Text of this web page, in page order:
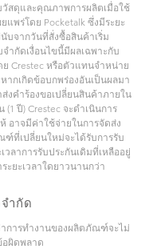
วัสดุและคุณภาพการผลิตเมื่อใช้
แพร่โดย Pocketalk ซึ่งมีระยะ
นับจากวันที่สั่งซื้อสินค้าเริ่ม
ำกัดเงื่อนไขนี้มีผลเฉพาะกับ
Crestec หรือตัวแทนจำหน่าย
กเกิดข้อบกพร่องอันเป็นผลมา
งคำร้องขอเปลี่ยนสินค้าภายใน
(1 ปี) Crestec จะดำเนินการ
อาจมีค่าใช้จ่ายในการจัดส่ง
ฑ์ที่เปลี่ยนใหม่จะได้รับการรับ
วลาการรับประกันเดิมที่เหลืออยู่
ะยะเวลาใดยาวนานกว่า
ำกัด
าการทำงานของผลิตภัณฑ์จะไม่
ผิดพลาด